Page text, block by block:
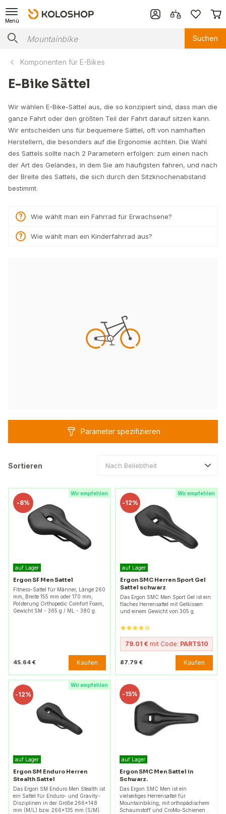
Menü
Suchen
Komponenten für E-Bikes
E-Bike Sättel
Wir wählen E-Bike-Sättel aus, die so konzipiert sind, dass man die
ganze Fahrt oder den größten Teil der Fahrt darauf sitzen kann.
Wir entscheiden uns für bequemere Sättel, oft von namhaften
Herstellern, die besonders auf die Ergonomie achten. Die Wahl
des Sattels sollte nach 2 Parametern erfolgen: zum einen nach
der Art des Geländes, in dem Sie am häufigsten fahren, und nach
der Breite des Sattels, die sich durch den Sitzknochenabstand
bestimmt.
Wie wählt man ein Fahrrad für Erwachsene?
Wie wählt man ein Kinderfahrrad aus?
Parameter spezifizieren
Sortieren Nach Beliebtheit
Wir empfehlen
-8%
auf Lager
Ergon SF Men Sattel
Fitness-Sattel für Männer, Länge 260
mm, Breite 155 mm oder 170 mm,
Polsterung Orthopedic Comfort Foam,
Gewicht SM - 365 g / ML - 380 g.
45.64 € Kaufen
Wir empfehlen
-12%
auf Lager
Ergon SMC Herren Sport Gel
Sattel schwarz
Das Ergon SMC Men Sport Gel ist ein
flaches Herrensattel mit Gelkissen
und einem Gewicht von 305 g.
79.01 € mit Code: PARTS10
87.79 € Kaufen
Wir empfehlen
-12%
auf Lager
Ergon SM Enduro Herren
Stealth Sattel
Das Ergon SM Enduro Men Stealth ist
ein Sattel für Enduro- und Gravity-
Disziplinen in der Größe 266x148
mm (M/L) bzw. 266x135 mm (S/M).
-15%
auf Lager
Ergon SMC Men Sattel in
Schwarz.
Das Ergon SMC Men ist ein
vielseitiges Herrensattel für
Mountainbiking, mit orthopädischem
Schaumstoff und CroMo-Schienen.